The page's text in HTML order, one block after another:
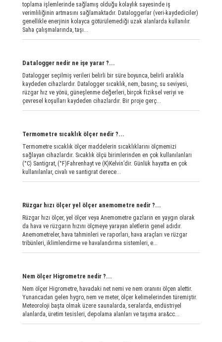
toplama işlemlerinde sağlamış olduğu kolaylık sayesinde iş
verimliliğinin artmasını sağlamaktadır. Dataloggerlar (veri-kaydediciler)
genellikle enerjinin kolayca götürülemediği uzak alanlarda kullanılır.
Saha çalışmalarında, taşı...
Datalogger nedir ne işe yarar ?...
Datalogger seçilmiş verileri belirli bir süre boyunca, belirli aralıkla
kaydeden cihazlardır. Datalogger sıcaklık, nem, basınç, su seviyesi,
rüzgar hız ve yönü, güneşlenme değerleri, birçok fiziksel veriyi ve
çevresel koşulları kaydeden cihazlardır. Bir proje gerç...
Termometre sıcaklık ölçer nedir ?...
Termometre sıcaklık ölçer maddelerin sıcaklıklarını ölçmemizi
sağlayan cihazlardır. Sıcaklık ölçü birimlerinden en çok kullanılanları
(°C) Santigrat, (°F)Fahrenhayt ve (K)Kelvin’dir. Günlük hayatta en çok
kullanılanlar, civalı ve santigrat derece...
Rüzgar hızı ölçer yel ölçer anemometre nedir ?...
Rüzgar hızı ölçer, yel ölçer veya Anemometre gazların en yaygın olarak
da hava ve rüzgarın hızını ölçmeye yarayan aletlerin genel adıdır.
Anemometreler, hava tahminleri ve raporları, hava araçları ve rüzgar
tribünleri, iklimlendirme ve havalandırma sistemleri, e...
Nem ölçer Higrometre nedir ?...
Nem ölçer Higrometre, havadaki net nemi ve nem oranını ölçen alettir.
Yunancadan gelen hygro, nem ve meter, ölçer kelimelerinden türemiştir.
Meteoroloji başta olmak üzere saunalarda, seralarda, endüstriyel
alanlarda, üretim tesisleri, depolama alanları ve taşıma ara&cc...